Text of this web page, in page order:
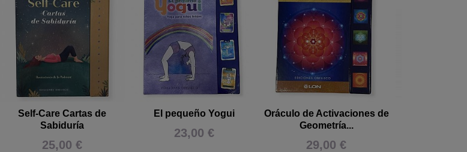
Self-Care Cartas de
Sabiduría
25,00 €
El pequeño Yogui
23,00 €
Oráculo de Activaciones de
Geometría...
29,00 €